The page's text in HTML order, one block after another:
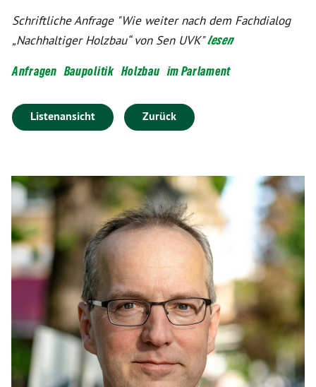
Schriftliche Anfrage "Wie weiter nach dem Fachdialog
„Nachhaltiger Holzbau“ von Sen UVK"lesen
Anfragen Baupolitik Holzbau im Parlament
Listenansicht Zurück